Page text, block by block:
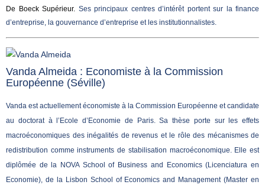
De Boeck Supérieur. Ses principaux centres d’intérêt portent sur la finance
d’entreprise, la gouvernance d’entreprise et les institutionnalistes.
Vanda Almeida : Economiste à la Commission
Européenne (Séville)
Vanda est actuellement économiste à la Commission Européenne et candidate
au doctorat à l’Ecole d’Economie de Paris. Sa thèse porte sur les effets
macroéconomiques des inégalités de revenus et le rôle des mécanismes de
redistribution comme instruments de stabilisation macroéconomique. Elle est
diplômée de la NOVA School of Business and Economics (Licenciatura en
Economie), de la Lisbon School of Economics and Management (Master en